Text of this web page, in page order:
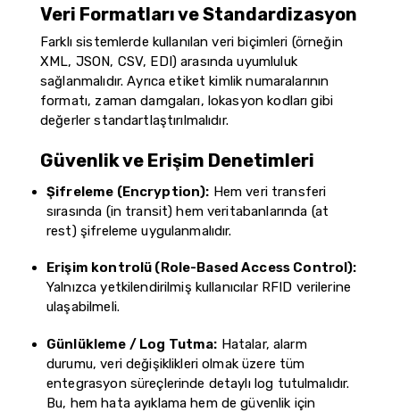
Veri Formatları ve Standardizasyon
Farklı sistemlerde kullanılan veri biçimleri (örneğin
XML, JSON, CSV, EDI) arasında uyumluluk
sağlanmalıdır. Ayrıca etiket kimlik numaralarının
formatı, zaman damgaları, lokasyon kodları gibi
değerler standartlaştırılmalıdır.
Güvenlik ve Erişim Denetimleri
Şifreleme (Encryption): Hem veri transferi
sırasında (in transit) hem veritabanlarında (at
rest) şifreleme uygulanmalıdır.
Erişim kontrolü (Role-Based Access Control):
Yalnızca yetkilendirilmiş kullanıcılar RFID verilerine
ulaşabilmeli.
Günlükleme / Log Tutma: Hatalar, alarm
durumu, veri değişiklikleri olmak üzere tüm
entegrasyon süreçlerinde detaylı log tutulmalıdır.
Bu, hem hata ayıklama hem de güvenlik için